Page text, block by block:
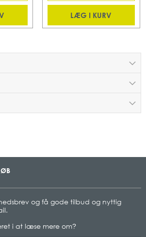
LÆG I KURV
og få gode tilbud og nyttig
i at læse mere om?